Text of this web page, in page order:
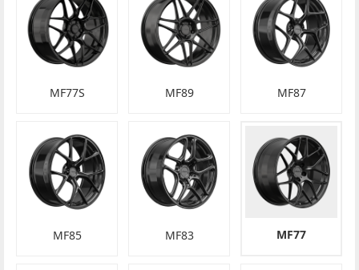
MF77S MF89 MF87
MF85 MF83 MF77